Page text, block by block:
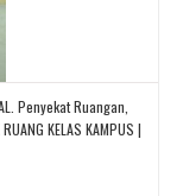
Penyekat Ruangan,
KELAS KAMPUS |
TANGERANG